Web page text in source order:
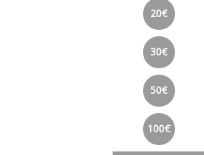
20€
30€
50€
100€